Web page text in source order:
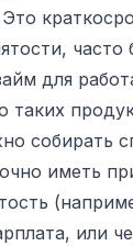
часто
для
таких
собирать
иметь
или